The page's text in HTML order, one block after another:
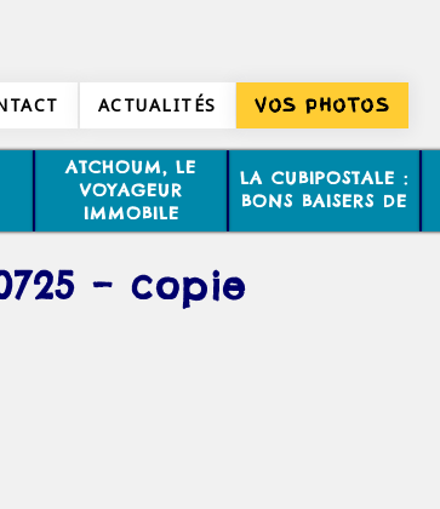
ACTUALITÉS VOS PHOTOS
ATCHOUM, LE
VOYAGEUR
IMMOBILE
LA CUBIPOSTALE :
BONS BAISERS DE
– copie